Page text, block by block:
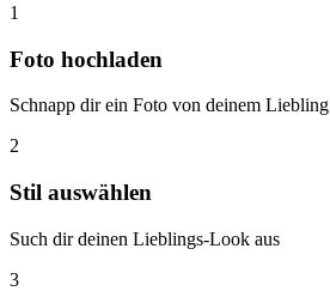
1
Foto hochladen
Schnapp dir ein Foto von deinem Liebling
2
Stil auswählen
Such dir deinen Lieblings-Look aus
3